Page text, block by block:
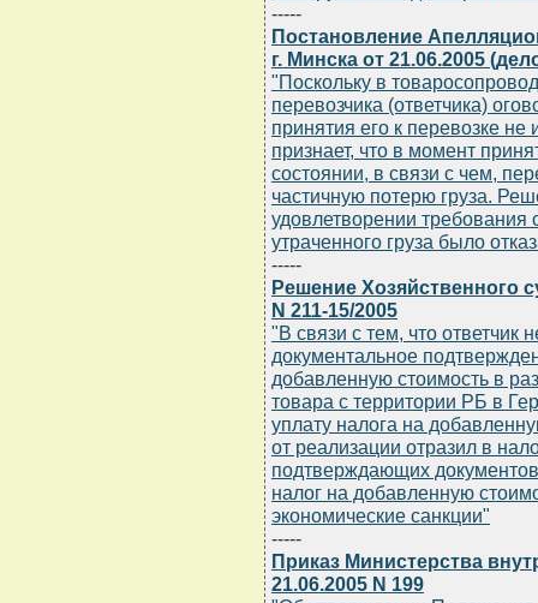
-----
Постановление
г. Минска от 21.06.2005
"Поскольку в
перевозчика (ответчика)
принятия его к перевозке
признает, что в момент
состоянии, в связи с чем,
частичную потерю груза.
удовлетворении требования
утраченного груза было
-----
Решение Хозяйственного
N 211-15/2005
"В связи с тем, что ответчик
документальное
добавленную стоимость в
товара с территории РБ в
уплату налога на
от реализации отразил в
подтверждающих
налог на добавленную
экономические санкции"
-----
Приказ Министерства
21.06.2005 N 199